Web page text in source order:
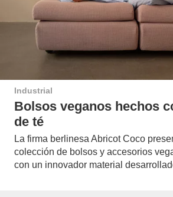
Industrial
Bolsos veganos hechos
de té
La firma berlinesa Abricot Coco
colección de bolsos y accesorios
con un innovador material